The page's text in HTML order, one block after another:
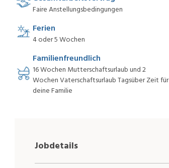
Faire Anstellungsbedingungen
Ferien
4 oder 5 Wochen
Familienfreundlich
16 Wochen Mutterschaftsurlaub und 2
Wochen Vaterschaftsurlaub Tagsüber Zeit für
deine Familie
Jobdetails